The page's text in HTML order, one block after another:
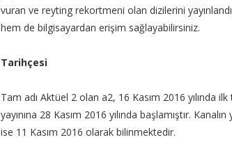
vuran ve reyting rekortmeni olan dizilerini
hem de bilgisayardan erişim sağlayabilirsiniz.
Tarihçesi
Tam adı Aktüel 2 olan a2, 16 Kasım 2016 yılında ilk
yayınına 28 Kasım 2016 yılında başlamıştır.
ise 11 Kasım 2016 olarak bilinmektedir.